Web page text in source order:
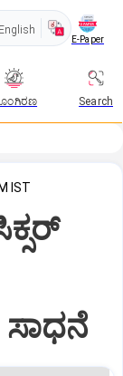
English
E-Paper
Search
IST
ಸಾಧನೆ